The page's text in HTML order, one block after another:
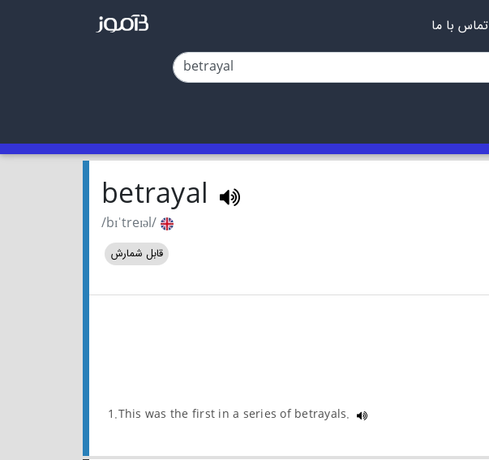
تماس با ما
betrayal
/bɪˈtreɪəl/
قابل شمارش
1.This was the first in a series of betrayals.